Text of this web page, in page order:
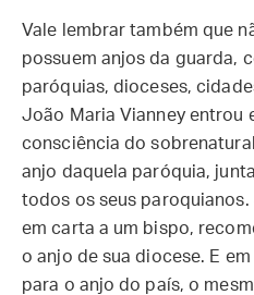
Vale lembrar também que
possuem anjos da guarda,
paróquias, dioceses,
João Maria Vianney entrou
consciência do
anjo daquela paróquia,
todos os seus paroquianos.
em carta a um bispo,
o anjo de sua diocese. E
para o anjo do país, o